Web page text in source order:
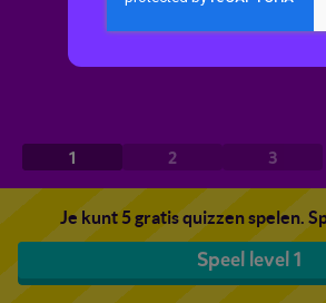
1 2 3
Je kunt 5 gratis quizzen spelen.
Speel level 1